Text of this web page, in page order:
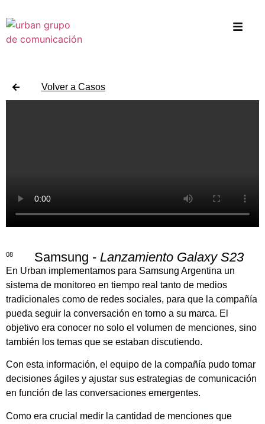
Volver a Casos
08 Samsung - Lanzamiento Galaxy S23
En Urban implementamos para Samsung Argentina un
sistema de monitoreo en tiempo real tanto de medios
tradicionales como de redes sociales, para que la compañía
pueda seguir la conversación en torno a su marca. El
objetivo era conocer no solo el volumen de menciones, sino
también los temas que se estaban discutiendo.
Con esta información, el equipo de la compañía pudo tomar
decisiones ágiles y ajustar sus estrategias de comunicación
en función de las conversaciones emergentes.
Como era crucial medir la cantidad de menciones que